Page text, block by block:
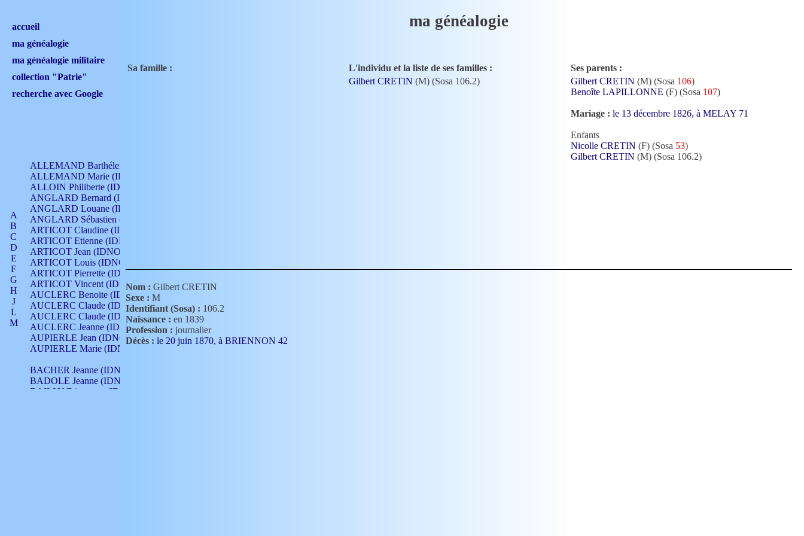
ma généalogie
accueil
ma généalogie
ma généalogie militaire
collection "Patrie"
recherche avec Google
A
B
C
D
E
F
G
H
J
L
M
ALLEMAND Barthélemy (IDNO 330)
ALLEMAND Marie (IDNO 165)
ALLOIN Philiberte (IDNO 449)
ANGLARD Bernard (IDNO 4)
ANGLARD Louane (IDNO 4)
ANGLARD Sébastien (IDNO 4)
ARTICOT Claudine (IDNO 105)
ARTICOT Etienne (IDNO 420)
ARTICOT Jean (IDNO 210)
ARTICOT Louis (IDNO 420)
ARTICOT Pierrette (IDNO 210)
ARTICOT Vincent (IDNO 210)
AUCLERC Benoite (IDNO 451)
AUCLERC Claude (IDNO 902)
AUCLERC Claude (IDNO 902)
AUCLERC Jeanne (IDNO 199)
AUPIERLE Jean (IDNO 954)
AUPIERLE Marie (IDNO )
BACHER Jeanne (IDNO )
BADOLE Jeanne (IDNO 867)
BAILLY Etiennette (IDNO )
Sa famille : L'individu et la liste de ses familles :
Ses parents :
Gilbert CRETIN (M) (Sosa 106.2) Gilbert CRETIN (M) (Sosa 106)
Benoîte LAPILLONNE (F) (Sosa 107)
Mariage : le 13 décembre 1826, à MELAY 71
Enfants
Nicolle CRETIN (F) (Sosa 53)
Gilbert CRETIN (M) (Sosa 106.2)
Nom : Gilbert CRETIN
Sexe : M
Identifiant (Sosa) : 106.2
Naissance : en 1839
Profession : journalier
Décès : le 20 juin 1870, à BRIENNON 42